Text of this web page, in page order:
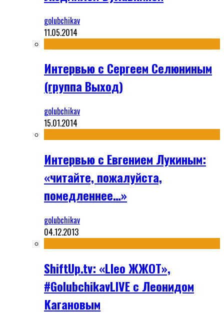
golubchikav
11.05.2014
Интервью с Сергеем Селюниным
(группа Выход)
golubchikav
15.01.2014
Интервью с Евгением Лукиным:
«читайте, пожалуйста,
помедленнее…»
golubchikav
04.12.2013
ShiftUp.tv: «Lleo ЖЖОТ»,
#GolubchikavLIVE с Леонидом
Кагановым